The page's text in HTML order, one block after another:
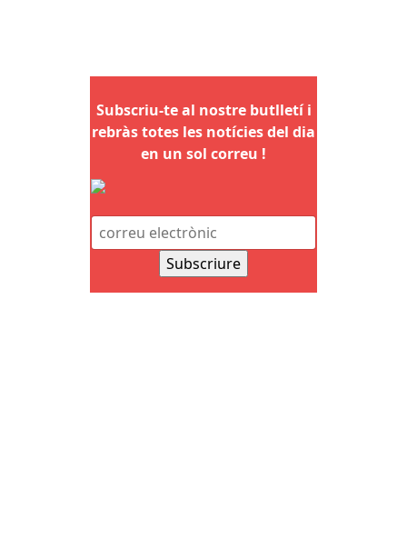
Subscriu-te al nostre butlletí i
rebràs totes les notícies del dia
en un sol correu !